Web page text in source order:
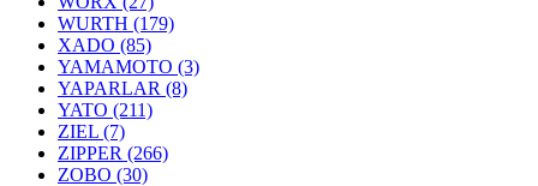
WURTH (179)
XADO (85)
YAMAMOTO (3)
YAPARLAR (8)
YATO (211)
ZIEL (7)
ZIPPER (266)
ZOBO (30)